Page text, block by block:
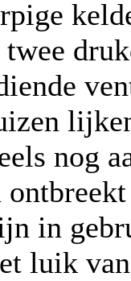
nog
in
luik